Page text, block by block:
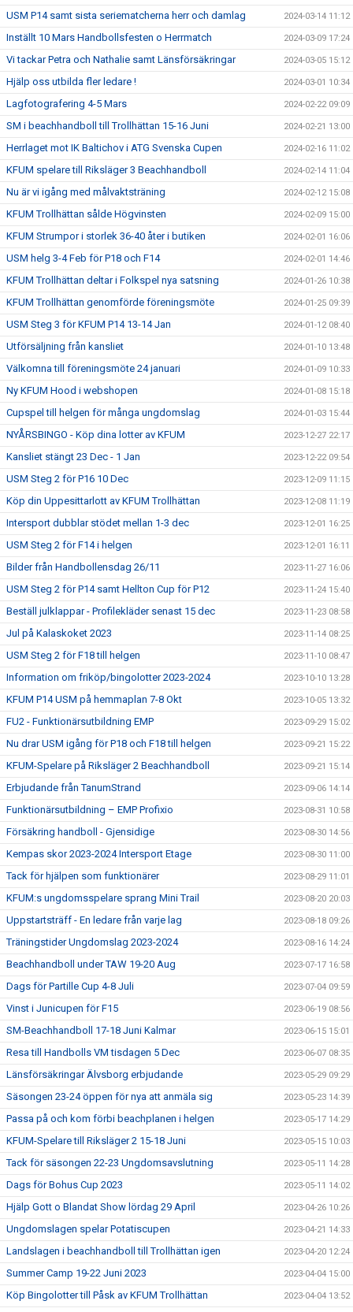
USM P14 samt sista seriematcherna herr och damlag 2024-03-14 11:12
Inställt 10 Mars Handbollsfesten o Herrmatch 2024-03-09 17:24
Vi tackar Petra och Nathalie samt Länsförsäkringar 2024-03-05 15:12
Hjälp oss utbilda fler ledare ! 2024-03-01 10:34
Lagfotografering 4-5 Mars 2024-02-22 09:09
SM i beachhandboll till Trollhättan 15-16 Juni 2024-02-21 13:00
Herrlaget mot IK Baltichov i ATG Svenska Cupen 2024-02-16 11:02
KFUM spelare till Riksläger 3 Beachhandboll 2024-02-14 11:04
Nu är vi igång med målvaktsträning 2024-02-12 15:08
KFUM Trollhättan sålde Högvinsten 2024-02-09 15:00
KFUM Strumpor i storlek 36-40 åter i butiken 2024-02-01 16:06
USM helg 3-4 Feb för P18 och F14 2024-02-01 14:46
KFUM Trollhättan deltar i Folkspel nya satsning 2024-01-26 10:38
KFUM Trollhättan genomförde föreningsmöte 2024-01-25 09:39
USM Steg 3 för KFUM P14 13-14 Jan 2024-01-12 08:40
Utförsäljning från kansliet 2024-01-10 13:48
Välkomna till föreningsmöte 24 januari 2024-01-09 10:33
Ny KFUM Hood i webshopen 2024-01-08 15:18
Cupspel till helgen för många ungdomslag 2024-01-03 15:44
NYÅRSBINGO - Köp dina lotter av KFUM 2023-12-27 22:17
Kansliet stängt 23 Dec - 1 Jan 2023-12-22 09:54
USM Steg 2 för P16 10 Dec 2023-12-09 11:15
Köp din Uppesittarlott av KFUM Trollhättan 2023-12-08 11:19
Intersport dubblar stödet mellan 1-3 dec 2023-12-01 16:25
USM Steg 2 för F14 i helgen 2023-12-01 16:11
Bilder från Handbollensdag 26/11 2023-11-27 16:06
USM Steg 2 för P14 samt Hellton Cup för P12 2023-11-24 15:40
Beställ julklappar - Profilekläder senast 15 dec 2023-11-23 08:58
Jul på Kalaskoket 2023 2023-11-14 08:25
USM Steg 2 för F18 till helgen 2023-11-10 08:47
Information om friköp/bingolotter 2023-2024 2023-10-10 13:28
KFUM P14 USM på hemmaplan 7-8 Okt 2023-10-05 13:32
FU2 - Funktionärsutbildning EMP 2023-09-29 15:02
Nu drar USM igång för P18 och F18 till helgen 2023-09-21 15:22
KFUM-Spelare på Riksläger 2 Beachhandboll 2023-09-21 15:14
Erbjudande från TanumStrand 2023-09-06 14:14
Funktionärsutbildning – EMP Profixio 2023-08-31 10:58
Försäkring handboll - Gjensidige 2023-08-30 14:56
Kempas skor 2023-2024 Intersport Etage 2023-08-30 11:00
Tack för hjälpen som funktionärer 2023-08-29 11:01
KFUM:s ungdomsspelare sprang Mini Trail 2023-08-20 20:03
Uppstartsträff - En ledare från varje lag 2023-08-18 09:26
Träningstider Ungdomslag 2023-2024 2023-08-16 14:24
Beachhandboll under TAW 19-20 Aug 2023-07-17 16:58
Dags för Partille Cup 4-8 Juli 2023-07-04 09:59
Vinst i Junicupen för F15 2023-06-19 08:56
SM-Beachhandboll 17-18 Juni Kalmar 2023-06-15 15:01
Resa till Handbolls VM tisdagen 5 Dec 2023-06-07 08:35
Länsförsäkringar Älvsborg erbjudande 2023-05-29 09:29
Säsongen 23-24 öppen för nya att anmäla sig 2023-05-23 14:39
Passa på och kom förbi beachplanen i helgen 2023-05-17 14:29
KFUM-Spelare till Riksläger 2 15-18 Juni 2023-05-15 10:03
Tack för säsongen 22-23 Ungdomsavslutning 2023-05-11 14:28
Dags för Bohus Cup 2023 2023-05-11 14:02
Hjälp Gott o Blandat Show lördag 29 April 2023-04-26 10:26
Ungdomslagen spelar Potatiscupen 2023-04-21 14:33
Landslagen i beachhandboll till Trollhättan igen 2023-04-20 12:24
Summer Camp 19-22 Juni 2023 2023-04-04 15:00
Köp Bingolotter till Påsk av KFUM Trollhättan 2023-04-04 13:52